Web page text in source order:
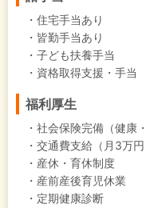
・住宅手当あり
・皆勤手当あり
・子ども扶養手当
・資格取得支援・手当
福利厚生
・社会保険完備（健康
・交通費支給（月3万円
・産休・育休制度
・産前産後育児休業
・定期健康診断